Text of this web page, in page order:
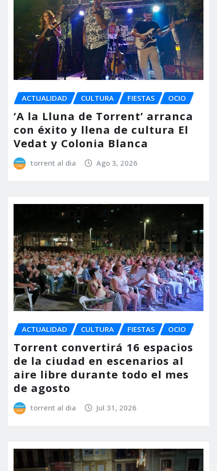
ACTUALIDAD CULTURA FIESTAS OCIO
‘A la Lluna de Torrent’ arranca
con éxito y llena de cultura El
Vedat y Colonia Blanca
torrent al dia Ago 3, 2026
ACTUALIDAD CULTURA FIESTAS OCIO
Torrent convertirá 16 espacios
de la ciudad en escenarios al
aire libre durante todo el mes
de agosto
torrent al dia Jul 31, 2026